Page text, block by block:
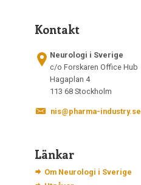
Kontakt
Neurologi i Sverige
c/o Forskaren Office Hub
Hagaplan 4
113 68 Stockholm
nis@pharma-industry.se
Länkar
Om Neurologi i Sverige